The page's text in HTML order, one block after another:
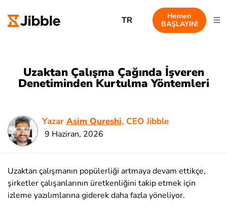
TR
Hemen
BAŞLAYIN!
Uzaktan Çalışma Çağında İşveren
Denetiminden Kurtulma Yöntemleri
Yazar Asim Qureshi, CEO Jibble
9 Haziran, 2026
Uzaktan çalışmanın popülerliği artmaya devam ettikçe,
şirketler çalışanlarının üretkenliğini takip etmek için
izleme yazılımlarına giderek daha fazla yöneliyor.